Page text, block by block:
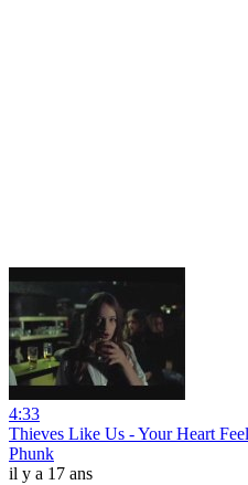
4:33
Thieves Like Us - Your Heart
Phunk
il y a 17 ans